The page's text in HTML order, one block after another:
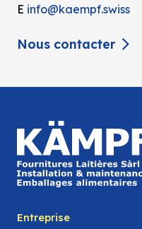
E info@kaempf.swiss
Nous contacter
Entreprise